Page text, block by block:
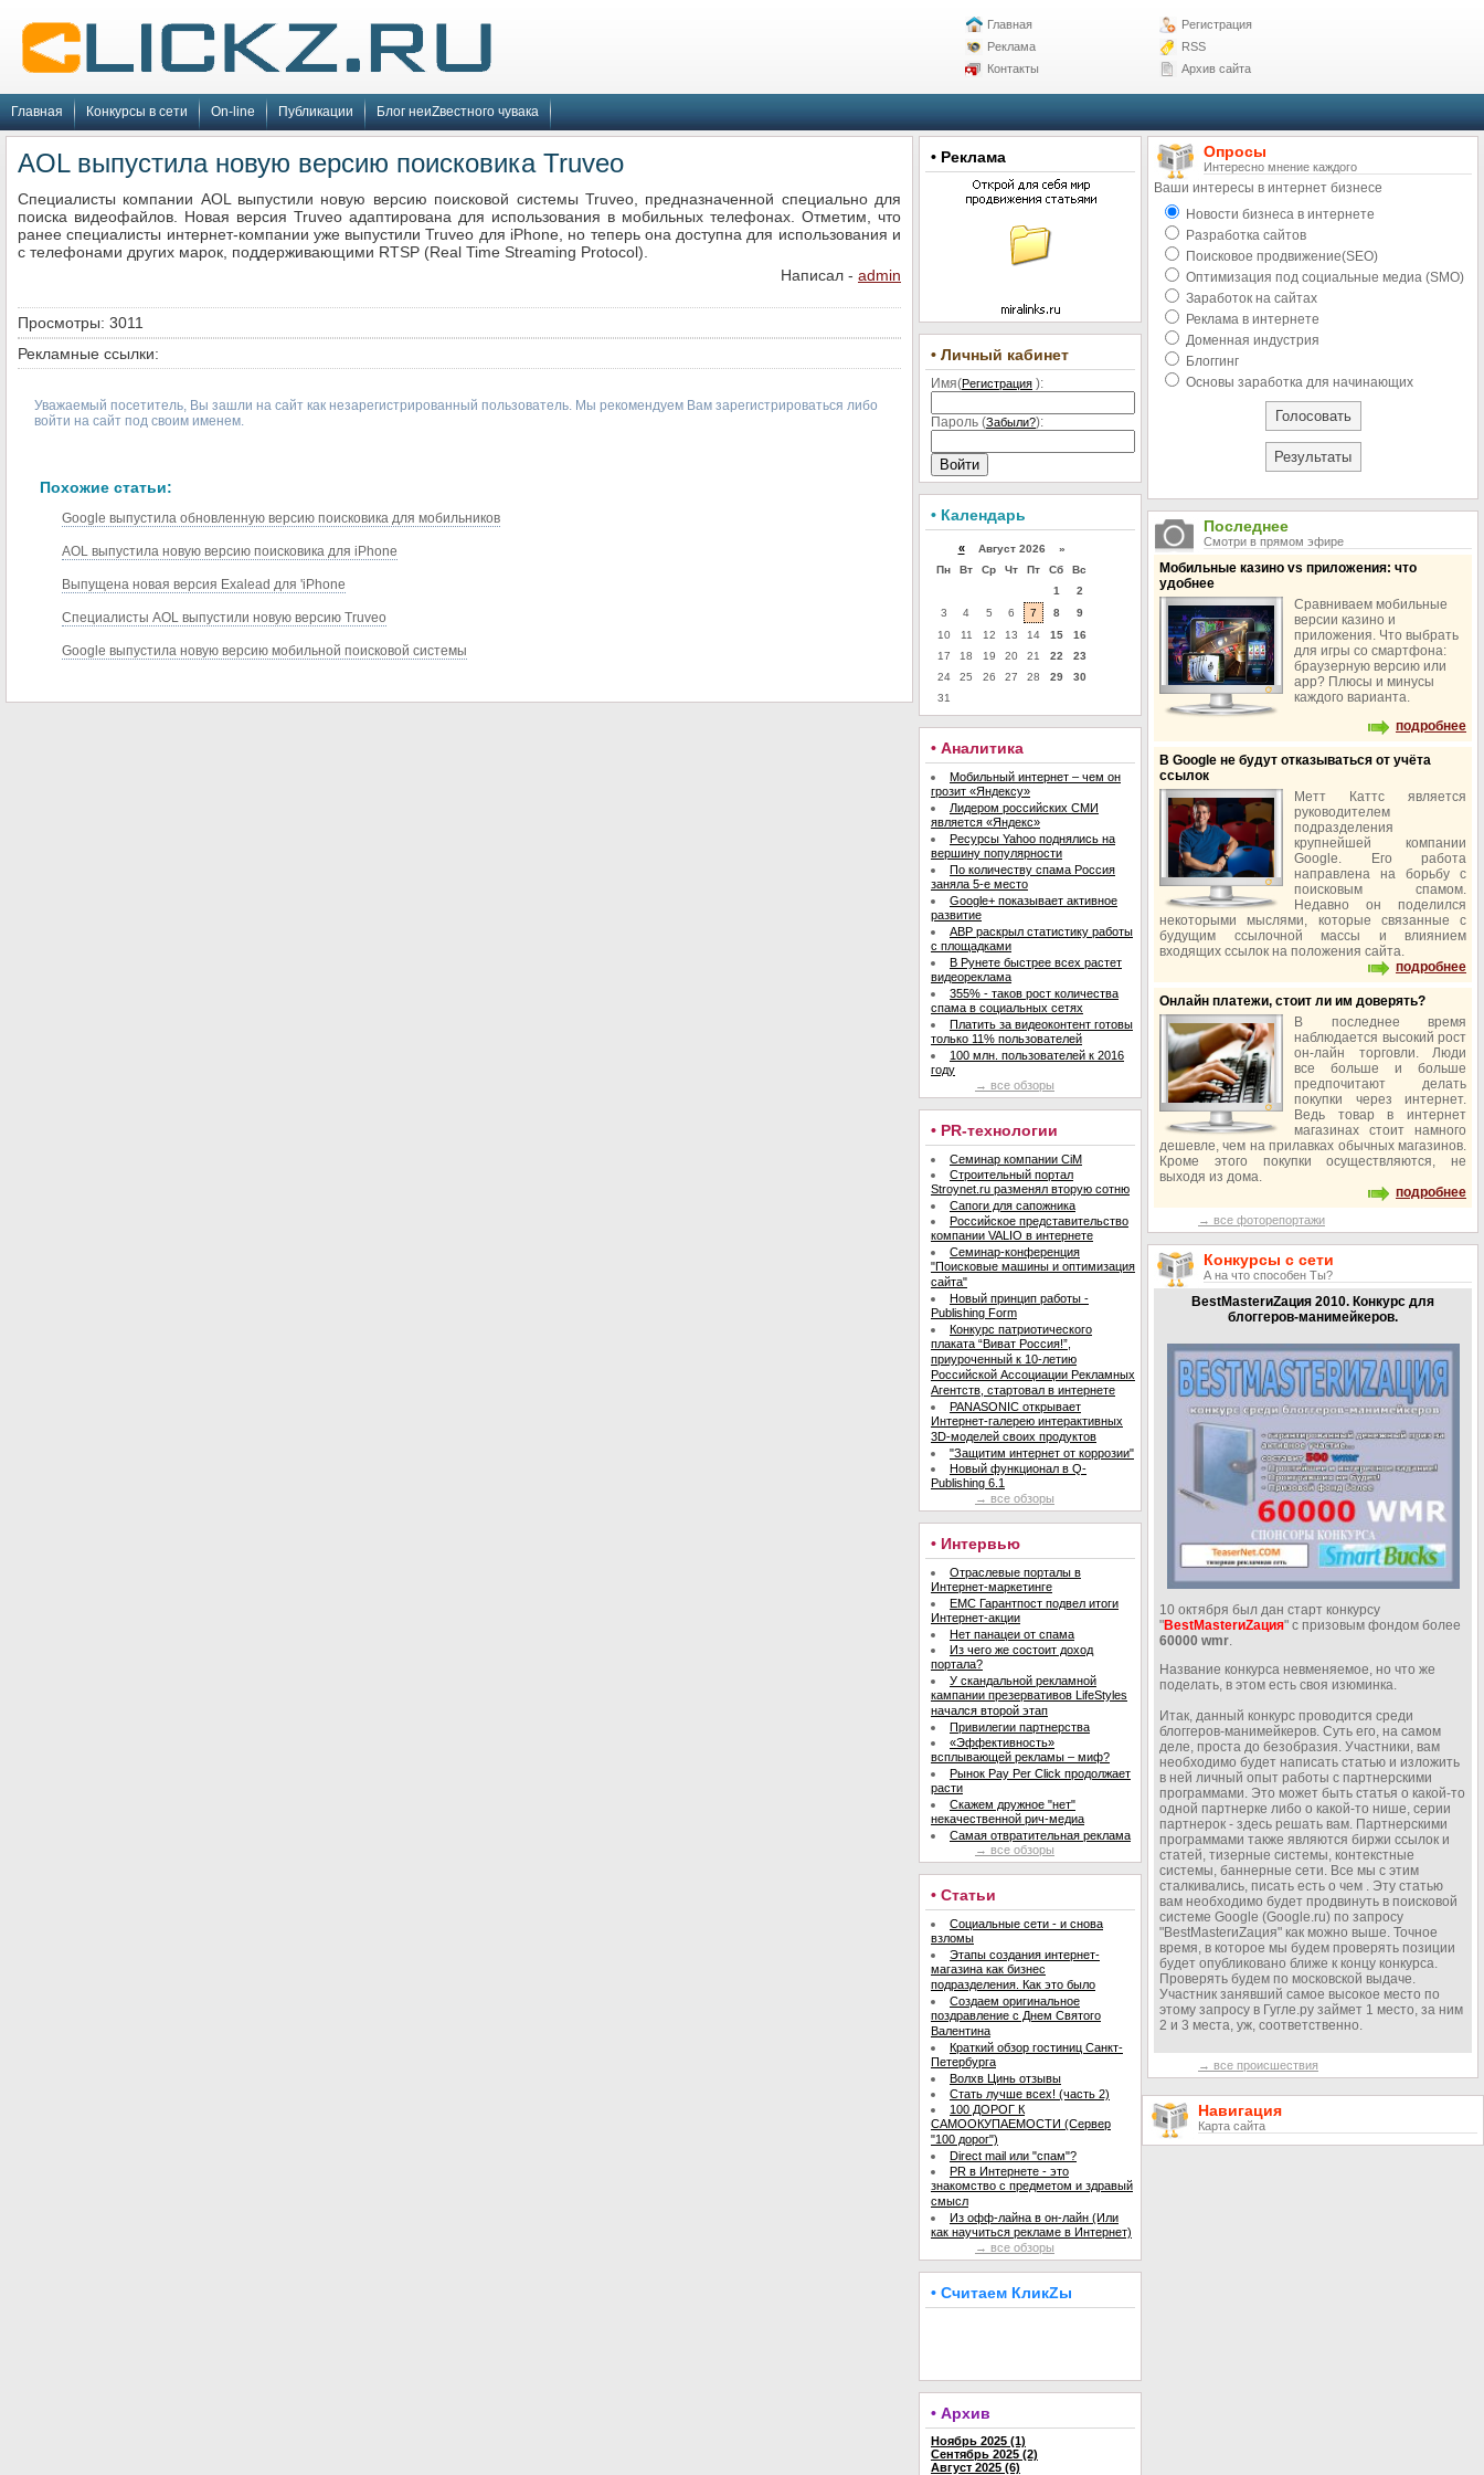
Главная
Реклама
Контакты
Регистрация
RSS
Архив сайта
Главная Конкурсы в сети On-line Публикации Блог неиZвестного чувака
AOL выпустила новую версию поисковика Truveo
Специалисты компании AOL выпустили новую версию поисковой системы Truveo, предназначенной специально для
поиска видеофайлов. Новая версия Truveo адаптирована для использования в мобильных телефонах. Отметим, что
ранее специалисты интернет-компании уже выпустили Truveo для iPhone, но теперь она доступна для использования и
с телефонами других марок, поддерживающими RTSP (Real Time Streaming Protocol).
Написал - admin
Просмотры: 3011
Рекламные ссылки:
Уважаемый посетитель, Вы зашли на сайт как незарегистрированный пользователь. Мы рекомендуем Вам зарегистрироваться либо
войти на сайт под своим именем.
Похожие статьи:
Google выпустила обновленную версию поисковика для мобильников
AOL выпустила новую версию поисковика для iPhone
Выпущена новая версия Exalead для 'iPhone
Специалисты AOL выпустили новую версию Truveo
Google выпустила новую версию мобильной поисковой системы
• Реклама
• Личный кабинет
Имя(Регистрация ):
Пароль (Забыли?):
Войти
• Календарь
«Август 2026 »
Пн
Вт Ср Чт Пт Сб
Вс
1
2
3
4 5 6 7 8
9
10
11 12 13 14 15
16
17
18 19 20 21 22
23
24
25 26 27 28 29
30
31
• Аналитика
Мобильный интернет – чем он
грозит «Яндексу»
Лидером российских СМИ
является «Яндекс»
Ресурсы Yahoo поднялись на
вершину популярности
По количеству спама Россия
заняла 5-е место
Google+ показывает активное
развитие
ABP раскрыл статистику работы
с площадками
В Рунете быстрее всех растет
видеореклама
355% - таков рост количества
спама в социальных сетях
Платить за видеоконтент готовы
только 11% пользователей
100 млн. пользователей к 2016
году
→ все обзоры
• PR-технологии
Семинар компании CiM
Строительный портал
Stroynet.ru разменял вторую сотню
Сапоги для сапожника
Российское представительство
компании VALIO в интернете
Семинар-конференция
"Поисковые машины и оптимизация
сайта"
Новый принцип работы -
Publishing Form
Конкурс патриотического
плаката “Виват Россия!”,
приуроченный к 10-летию
Российской Ассоциации Рекламных
Агентств, стартовал в интернете
PANASONIC открывает
Интернет-галерею интерактивных
3D-моделей своих продуктов
"Защитим интернет от коррозии"
Новый функционал в Q-
Publishing 6.1
→ все обзоры
• Интервью
Отраслевые порталы в
Интернет-маркетинге
ЕМС Гарантпост подвел итоги
Интернет-акции
Нет панацеи от спама
Из чего же состоит доход
портала?
У скандальной рекламной
кампании презервативов LifeStyles
начался второй этап
Привилегии партнерства
«Эффективность»
всплывающей рекламы – миф?
Рынок Pay Per Click продолжает
расти
Скажем дружное "нет"
некачественной рич-медиа
Самая отвратительная реклама
→ все обзоры
• Статьи
Социальные сети - и снова
взломы
Этапы создания интернет-
магазина как бизнес
подразделения. Как это было
Создаем оригинальное
поздравление с Днем Святого
Валентина
Краткий обзор гостиниц Санкт-
Петербурга
Волхв Цинь отзывы
Стать лучше всех! (часть 2)
100 ДОРОГ К
САМООКУПАЕМОСТИ (Сервер
"100 дорог")
Direct mail или "спам"?
PR в Интернете - это
знакомство с предметом и здравый
смысл
Из офф-лайна в он-лайн (Или
как научиться рекламе в Интернет)
→ все обзоры
• Считаем КликZы
• Архив
Ноябрь 2025 (1)
Сентябрь 2025 (2)
Август 2025 (6)
Опросы
Интересно мнение каждого
Ваши интересы в интернет бизнесе
Новости бизнеса в интернете
Разработка сайтов
Поисковое продвижение(SEO)
Оптимизация под социальные медиа (SMO)
Заработок на сайтах
Реклама в интернете
Доменная индустрия
Блоггинг
Основы заработка для начинающих
Последнее
Смотри в прямом эфире
Мобильные казино vs приложения: что
удобнее
Сравниваем мобильные
версии казино и
приложения. Что выбрать
для игры со смартфона:
браузерную версию или
app? Плюсы и минусы
каждого варианта.
подробнее
В Google не будут отказываться от учёта
ссылок
Метт Каттс является
руководителем
подразделения
крупнейшей компании
Google. Его работа
направлена на борьбу с
поисковым спамом.
Недавно он поделился
некоторыми мыслями, которые связанные с
будущим ссылочной массы и влиянием
входящих ссылок на положения сайта.
подробнее
Онлайн платежи, стоит ли им доверять?
В последнее время
наблюдается высокий рост
он-лайн торговли. Люди
все больше и больше
предпочитают делать
покупки через интернет.
Ведь товар в интернет
магазинах стоит намного
дешевле, чем на прилавках обычных магазинов.
Кроме этого покупки осуществляются, не
выходя из дома.
подробнее
→ все фоторепортажи
Конкурсы с сети
А на что способен Ты?
BestMasterиZация 2010. Конкурс для
блоггеров-манимейкеров.
10 октября был дан старт конкурсу
"BestMasterиZация" с призовым фондом более
60000 wmr
Название конкурса невменяемое, но что же
поделать, в этом есть своя изюминка.
Итак, данный конкурс проводится среди
блоггеров-манимейкеров. Суть его, на самом
деле, проста до безобразия. Участники, вам
необходимо будет написать статью и изложить
в ней личный опыт работы с партнерскими
программами. Это может быть статья о какой-то
одной партнерке либо о какой-то нише, серии
партнерок - здесь решать вам. Партнерскими
программами также являются биржи ссылок и
статей, тизерные системы, контекстные
системы, баннерные сети. Все мы с этим
сталкивались, писать есть о чем . Эту статью
вам необходимо будет продвинуть в поисковой
системе Google (Google.ru) по запросу
"BestMasterиZация" как можно выше. Точное
время, в которое мы будем проверять позиции
будет опубликовано ближе к концу конкурса.
Проверять будем по московской выдаче.
Участник занявший самое высокое место по
этому запросу в Гугле.ру займет 1 место, за ним
2 и 3 места, уж, соответственно.
→ все происшествия
Навигация
Карта сайта